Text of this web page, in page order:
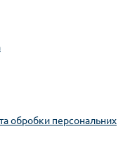
обробки персональних